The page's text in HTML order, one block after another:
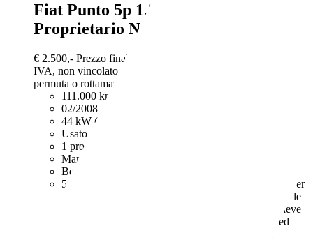
Fiat Punto 5p 1.2 Benzina Unico
Proprietario Neopatentati
€ 2.500,- Prezzo finale offerto al pubblico, comprensivo di
IVA, non vincolato all’acquisto di un finanziamento, a
permuta o rottamazione. Passaggio di proprietà e IPT esclusi.
111.000 km
02/2008
44 kW (60 CV)
Usato
1 proprietario
Manuale
Benzina
5,7 l/100 km (comb.)
I dati di consumi ed emissioni per
le auto usate si intendono riferiti al ciclo NEDC. Per le
auto nuove, a partire dal 16.2.2021, iI rivenditore deve
indicare i valori relativi al consumo di carburante ed